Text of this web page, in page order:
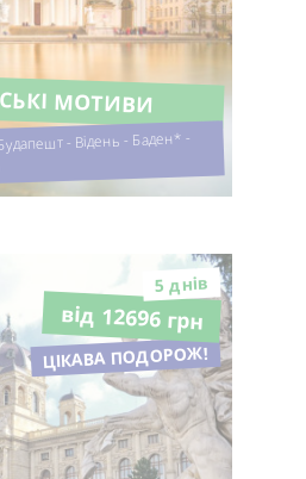
МОТИВИ
- Відень - Баден* -
5 днiв
від 12696 грн
ЦІКАВА ПОДОРОЖ!